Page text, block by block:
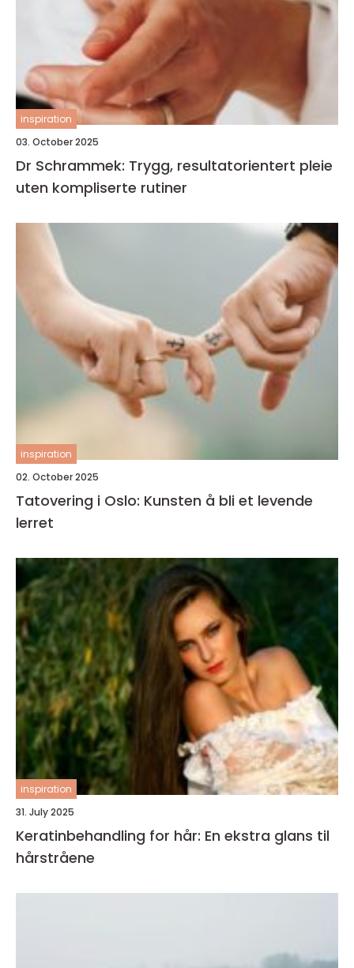
inspiration
03. October 2025
Dr Schrammek: Trygg, resultatorientert pleie
uten kompliserte rutiner
inspiration
02. October 2025
Tatovering i Oslo: Kunsten å bli et levende
lerret
inspiration
31. July 2025
Keratinbehandling for hår: En ekstra glans til
hårstråene